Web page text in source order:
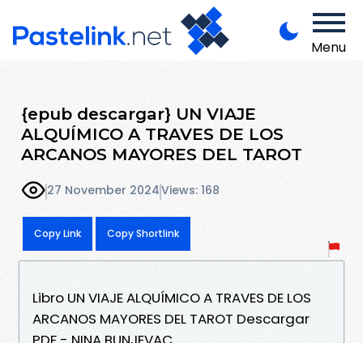
Menu
{epub descargar} UN VIAJE
ALQUÍMICO A TRAVES DE LOS
ARCANOS MAYORES DEL TAROT
27 November 2024Views: 168
Copy Link Copy Shortlink
Libro UN VIAJE ALQUÍMICO A TRAVES DE LOS
ARCANOS MAYORES DEL TAROT Descargar